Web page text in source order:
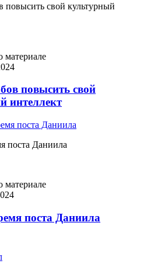
повысить свой культурный
повысить свой
интеллект
поста Даниила
поста Даниила